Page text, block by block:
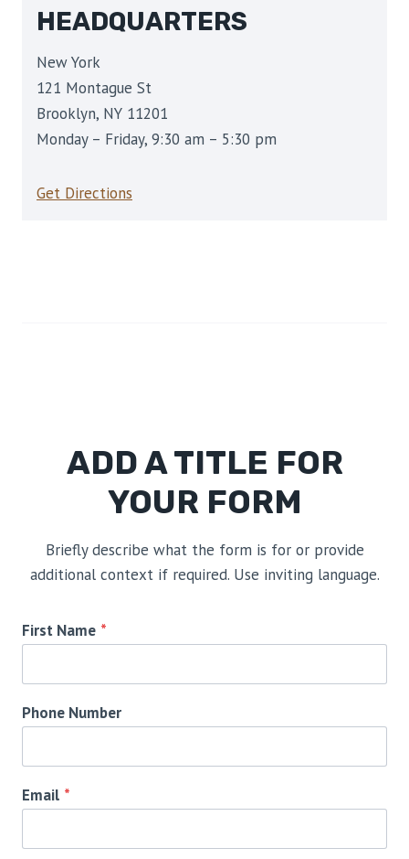
HEADQUARTERS
New York
121 Montague St
Brooklyn, NY 11201
Monday – Friday, 9:30 am – 5:30 pm
Get Directions
ADD A TITLE FOR
YOUR FORM
Briefly describe what the form is for or provide
additional context if required. Use inviting language.
First Name *
Phone Number
Email *